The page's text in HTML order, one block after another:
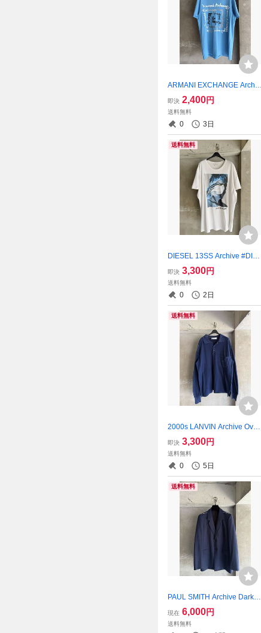
ARMANI EXCHANGE Archiv
e Blue Layered Logo Glaphi
c T-Shirt
即決 2,400円
送料無料
0 3日
送料無料
DIESEL 13SS Archive #DIES
ELREBOOT Oversized White
T-Shirt
即決 3,300円
送料無料
0 2日
送料無料
2000s LANVIN Archive Over
sized Blue L/S Polo Shirt
即決 3,300円
送料無料
0 5日
送料無料
PAUL SMITH Archive Dark N
avy Wool Tailored Jacket
現在 6,000円
送料無料